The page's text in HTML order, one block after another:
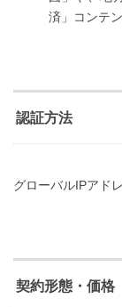
済」コンテ
認証方法
グローバルIPアド
契約形態・価格